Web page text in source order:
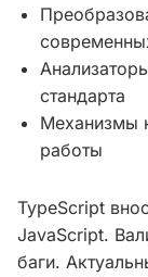
стандарта
Механизмы
работы
TypeScript
JavaScript.
баги.